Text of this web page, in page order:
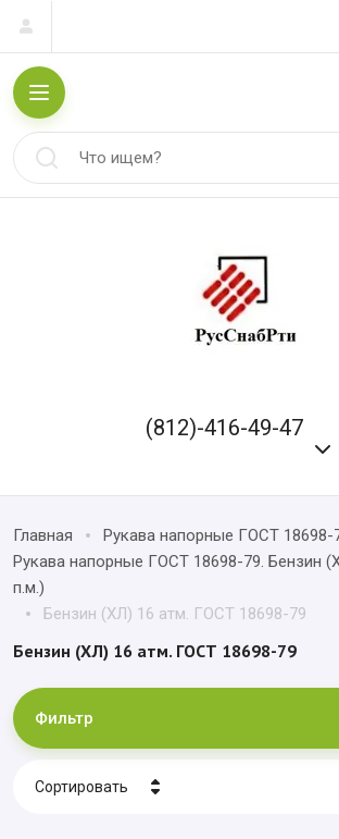
(812)-416-49-47
Главная
Рукава напорные ГОСТ 18698-
Рукава напорные ГОСТ 18698-79. Бензин
п.м.)
Бензин (ХЛ) 16 атм. ГОСТ 18698-79
Бензин (ХЛ) 16 атм. ГОСТ 18698-79
Фильтр
Сортировать